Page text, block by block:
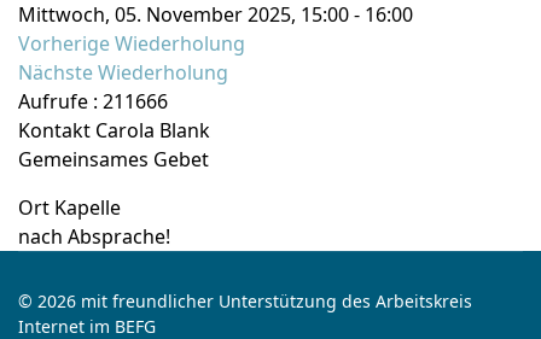
Mittwoch, 05. November 2025, 15:00 - 16:00
Vorherige Wiederholung
Nächste Wiederholung
Aufrufe : 211666
Kontakt Carola Blank
Gemeinsames Gebet
Ort Kapelle
nach Absprache!
© 2026 mit freundlicher Unterstützung des Arbeitskreis
Internet im BEFG